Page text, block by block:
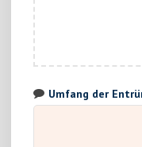
Umfang der